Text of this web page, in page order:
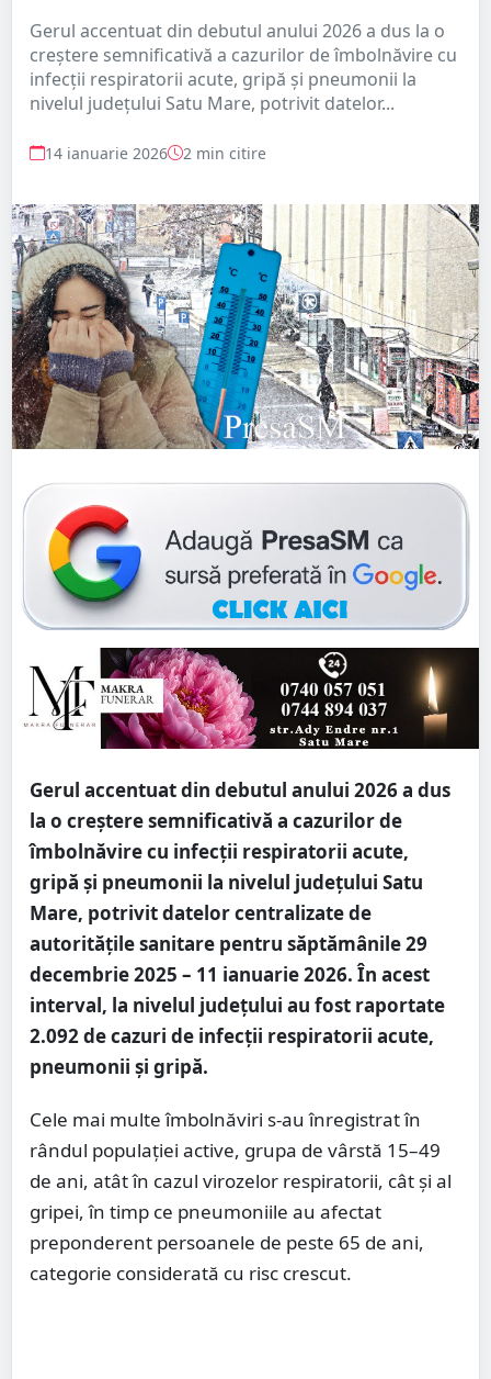
Gerul accentuat din debutul anului 2026 a dus la o
creștere semnificativă a cazurilor de îmbolnăvire cu
infecții respiratorii acute, gripă și pneumonii la
nivelul județului Satu Mare, potrivit datelor...
14 ianuarie 2026 2 min citire
Gerul accentuat din debutul anului 2026 a dus
la o creștere semnificativă a cazurilor de
îmbolnăvire cu infecții respiratorii acute,
gripă și pneumonii la nivelul județului Satu
Mare, potrivit datelor centralizate de
autoritățile sanitare pentru săptămânile 29
decembrie 2025 – 11 ianuarie 2026. În acest
interval, la nivelul județului au fost raportate
2.092 de cazuri de infecții respiratorii acute,
pneumonii și gripă.
Cele mai multe îmbolnăviri s-au înregistrat în
rândul populației active, grupa de vârstă 15–49
de ani, atât în cazul virozelor respiratorii, cât și al
gripei, în timp ce pneumoniile au afectat
preponderent persoanele de peste 65 de ani,
categorie considerată cu risc crescut.